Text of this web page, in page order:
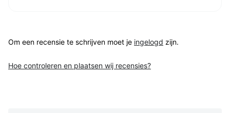
Om een recensie te schrijven moet je ingelogd zijn.
Hoe controleren en plaatsen wij recensies?